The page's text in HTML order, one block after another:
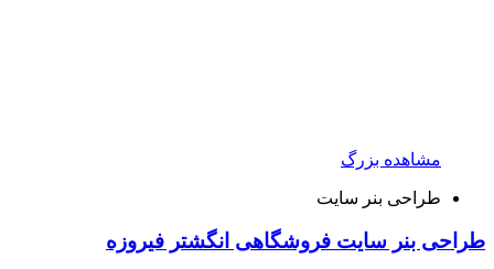
مشاهده بزرگ
طراحی بنر سایت
طراحی بنر سایت فروشگاهی انگشتر فیروزه